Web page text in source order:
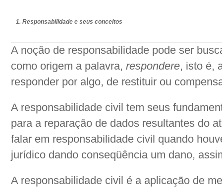
1. Responsabilidade e seus conceitos
A noção de responsabilidade pode ser
como origem a palavra, respondere, isto é,
responder por algo, de restituir ou
A responsabilidade civil tem seus
para a reparação de dados resultantes do
falar em responsabilidade civil quando
jurídico dando conseqüência um dano,
A responsabilidade civil é a aplicação de